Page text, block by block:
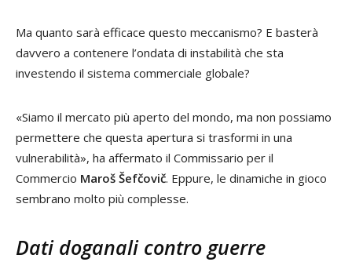
Ma quanto sarà efficace questo meccanismo? E basterà
davvero a contenere l’ondata di instabilità che sta
investendo il sistema commerciale globale?
«Siamo il mercato più aperto del mondo, ma non possiamo
permettere che questa apertura si trasformi in una
vulnerabilità», ha affermato il Commissario per il
Commercio Maroš Šefčovič. Eppure, le dinamiche in gioco
sembrano molto più complesse.
Dati doganali contro guerre